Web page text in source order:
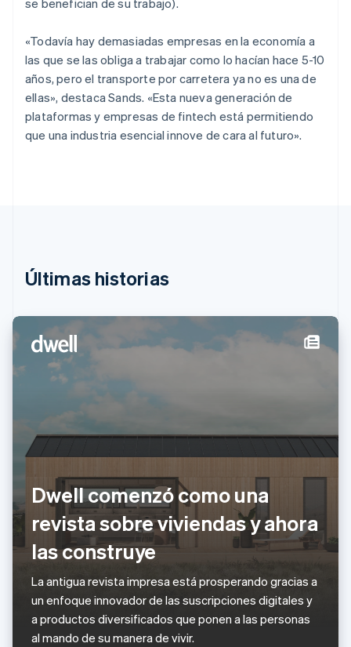
se benefician de su trabajo).
«Todavía hay demasiadas empresas en la economía a
las que se las obliga a trabajar como lo hacían hace 5-10
años, pero el transporte por carretera ya no es una de
ellas», destaca Sands. «Esta nueva generación de
plataformas y empresas de fintech está permitiendo
que una industria esencial innove de cara al futuro».
Últimas historias
Dwell comenzó como una
revista sobre viviendas y ahora
las construye
La antigua revista impresa está prosperando gracias a
un enfoque innovador de las suscripciones digitales y
a productos diversificados que ponen a las personas
al mando de su manera de vivir.
EnglishItaliano
English
Emiratos Árabes Unidos
Eslovaquia
English
Eslovenia
EnglishItaliano
Francia
Gibraltar
English
Grecia
English
Hungría
India
Irlanda
English
Italia
Italiano English
Japón
日本語English
Letonia
English
Deutsch English
Lituania
English
Luxemburgo